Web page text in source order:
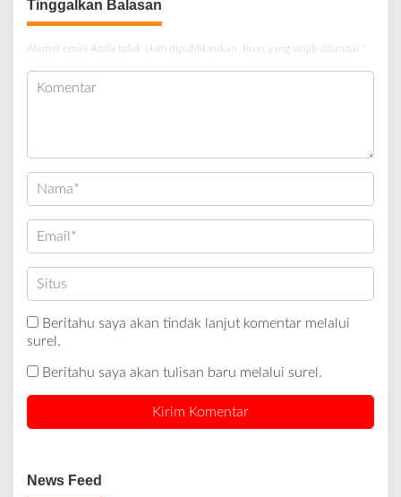
Tinggalkan Balasan
Alamat email Anda tidak akan dipublikasikan. Ruas yang wajib ditandai *
Beritahu saya akan tindak lanjut komentar melalui
surel.
Beritahu saya akan tulisan baru melalui surel.
News Feed